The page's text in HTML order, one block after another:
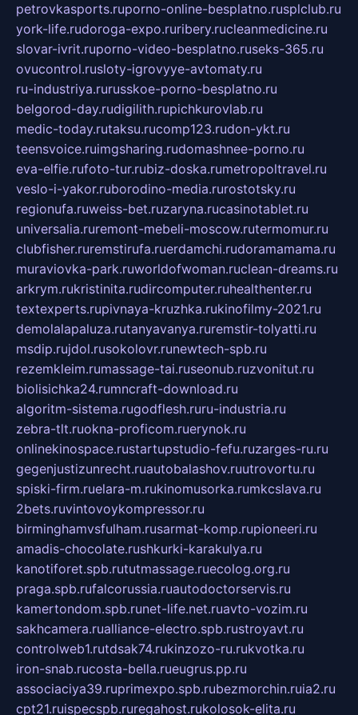
petrovkasports.ruporno-online-besplatno.rusplclub.ru
york-life.rudoroga-expo.ruribery.rucleanmedicine.ru
slovar-ivrit.ruporno-video-besplatno.ruseks-365.ru
ovucontrol.rusloty-igrovyye-avtomaty.ru
ru-industriya.rurusskoe-porno-besplatno.ru
belgorod-day.rudigilith.rupichkurovlab.ru
medic-today.rutaksu.rucomp123.rudon-ykt.ru
teensvoice.ruimgsharing.rudomashnee-porno.ru
eva-elfie.rufoto-tur.rubiz-doska.rumetropoltravel.ru
veslo-i-yakor.ruborodino-media.rurostotsky.ru
regionufa.ruweiss-bet.ruzaryna.rucasinotablet.ru
universalia.ruremont-mebeli-moscow.rutermomur.ru
clubfisher.ruremstirufa.ruerdamchi.rudoramamama.ru
muraviovka-park.ruworldofwoman.ruclean-dreams.ru
arkrym.rukristinita.rudircomputer.ruhealthenter.ru
textexperts.rupivnaya-kruzhka.rukinofilmy-2021.ru
demolalapaluza.rutanyavanya.ruremstir-tolyatti.ru
msdip.rujdol.rusokolovr.runewtech-spb.ru
rezemkleim.rumassage-tai.ruseonub.ruzvonitut.ru
biolisichka24.rumncraft-download.ru
algoritm-sistema.rugodflesh.ruru-industria.ru
zebra-tlt.ruokna-proficom.ruerynok.ru
onlinekinospace.rustartupstudio-fefu.ruzarges-ru.ru
gegenjustizunrecht.ruautobalashov.ruutrovortu.ru
spiski-firm.ruelara-m.rukinomusorka.rumkcslava.ru
2bets.ruvintovoykompressor.ru
birminghamvsfulham.rusarmat-komp.rupioneeri.ru
amadis-chocolate.rushkurki-karakulya.ru
kanotiforet.spb.rututmassage.ruecolog.org.ru
praga.spb.rufalcorussia.ruautodoctorservis.ru
kamertondom.spb.runet-life.net.ruavto-vozim.ru
sakhcamera.rualliance-electro.spb.rustroyavt.ru
controlweb1.rutdsak74.rukinzozo-ru.rukvotka.ru
iron-snab.rucosta-bella.rueugrus.pp.ru
associaciya39.ruprimexpo.spb.rubezmorchin.ruia2.ru
cpt21.ruispecspb.ruregahost.rukolosok-elita.ru